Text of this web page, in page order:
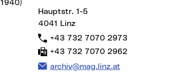
Hauptstr. 1-5
4041 Linz
Telefon:
+43 732 7070 2973
Fax:
+43 732 7070 2962
E-Mail Adresse:
archiv@mag.linz.at